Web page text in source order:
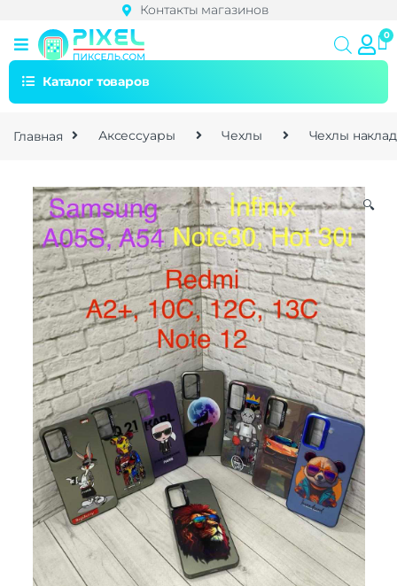
Контакты магазинов
Каталог товаров
Главная Аксессуары Чехлы Чехлы
🔍